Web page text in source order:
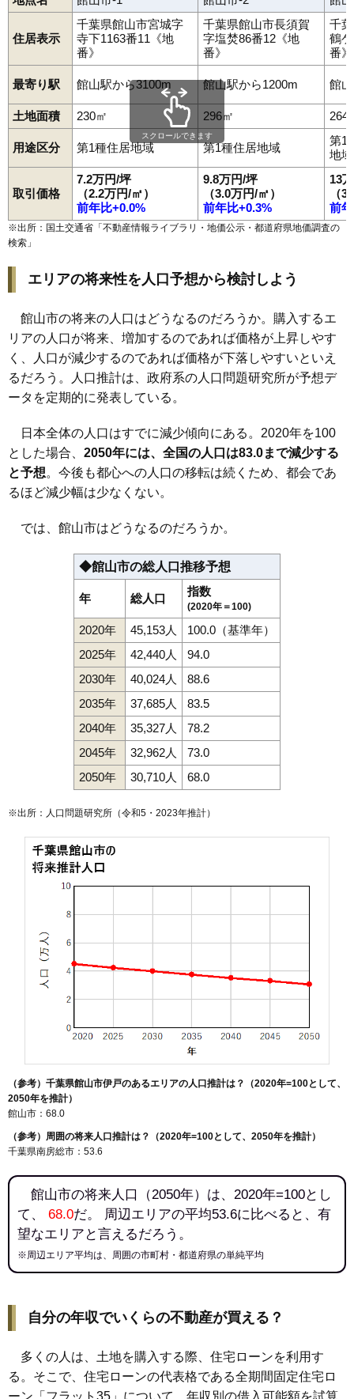
住居表示
千葉県館山市宮城字
寺下1163番11《地
番》
千葉県館山市長須賀
字塩焚86番12《地
番》
千
鶴
番》
最寄り駅 館山駅から3100m 館山駅から1200m 館
土地面積 230㎡ 296㎡ 264
用途区分 第1種住居地域 第1種住居地域
第1
地域
取引価格
7.2万円/坪
（2.2万円/㎡）
前年比+0.0%
9.8万円/坪
（3.0万円/㎡）
前年比+0.3%
13
（
前
スクロールできます
※出所：国土交通省「不動産情報ライブラリ・地価公示・都道府県地価調査の
検索 」
エリアの将来性を人口予想から検討しよう
館山市の将来の人口はどうなるのだろうか。購入するエ
リアの人口が将来、増加するのであれば価格が上昇しやす
く、人口が減少するのであれば価格が下落しやすいといえ
るだろう。人口推計は、政府系の人口問題研究所が予想デ
ータを定期的に発表している。
日本全体の人口はすでに減少傾向にある。2020年を100
とした場合、 2050年には、全国の人口は83.0まで減少する
と予想。今後も都心への人口の移転は続くため、都会であ
るほど減少幅は少なくない。
では、館山市はどうなるのだろうか。
◆館山市の総人口推移予想
年 総人口
指数
(2020年＝100)
2020年 45,153人
100.0（基準年）
2025年
42,440人
94.0
2030年
40,024人
88.6
2035年
37,685人
83.5
2040年
35,327人
78.2
2045年
32,962人
73.0
2050年
30,710人 68.0
※出所：人口問題研究所（令和5・2023年推計）
（参考）千葉県館山市伊戸のあるエリアの人口推計は？（2020年=100として、
2050年を推計）
館山市：68.0
（参考）周囲の将来人口推計は？（2020年=100として、2050年を推計）
千葉県南房総市：53.6
館山市の将来人口（2050年）は、2020年=100とし
て、 68.0だ。 周辺エリアの平均53.6に比べると、有
望なエリアと言えるだろう。
※周辺エリア平均は、周囲の市町村・都道府県の単純平均
自分の年収でいくらの不動産が買える？
多くの人は、土地を購入する際、住宅ローンを利用す
る。そこで、住宅ローンの代表格である全期間固定住宅ロ
上真倉
亀ケ原川名見物 小沼小原 古茂口
新宿洲崎洲宮薗大神宮高井 竹原館山中里長須賀那古
南条西川名沼波左間浜田坂田 広瀬 藤原二子船形北条正木
水玉湊 宮城布沼布良山本 八幡
那古船形駅館山駅九重駅